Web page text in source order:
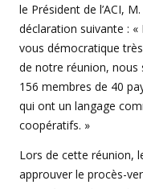
le Président de l’ACI,
déclaration suivante :
vous démocratique
de notre réunion,
156 membres de 40
qui ont un langage
coopératifs. »
Lors de cette réunion,
approuver le procès-